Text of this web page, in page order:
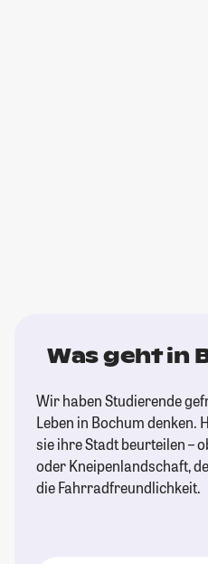
Was geht in
Wir haben Studierende
Leben in Bochum denken.
sie ihre Stadt beurteilen –
oder Kneipenlandschaft,
die Fahrradfreundlichkeit.